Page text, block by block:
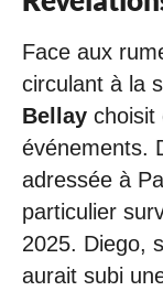
Face aux
circulant à la
Bellay choisit
événements.
adressée à
particulier
2025. Diego,
aurait subi